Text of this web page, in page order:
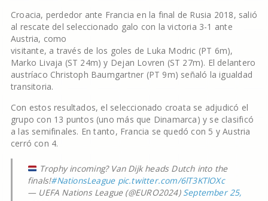
Croacia, perdedor ante Francia en la final de Rusia 2018, salió
al rescate del seleccionado galo con la victoria 3-1 ante
Austria, como
visitante, a través de los goles de Luka Modric (PT 6m),
Marko Livaja (ST 24m) y Dejan Lovren (ST 27m). El delantero
austríaco Christoph Baumgartner (PT 9m) señaló la igualdad
transitoria.
Con estos resultados, el seleccionado croata se adjudicó el
grupo con 13 puntos (uno más que Dinamarca) y se clasificó
a las semifinales. En tanto, Francia se quedó con 5 y Austria
cerró con 4.
Trophy incoming? Van Dijk heads Dutch into the
finals!#NationsLeague pic.twitter.com/6lT3KTlOXc
— UEFA Nations League (@EURO2024) September 25,